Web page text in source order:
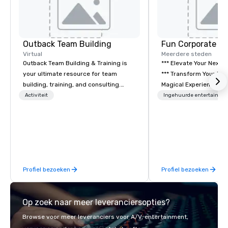
Outback Team Building
Virtual
Outback Team Building & Training is
your ultimate resource for team
building, training, and consulting.
Recommended by over 30,000+
Activiteit
Profiel bezoeken
Fun Corporate
Meerdere steden
*** Elevate Your Next
*** Transform Your Event into a
Magical Experience with Fun
Corporate Magic, a
will be talking about
come. Whether you're
retreat, or holiday
shows leave your
inspired, and empowered.
Ingehuurde
Profiel bezoeken
Op zoek naar meer leveranciersopties?
Browse voor meer leveranciers voor A/V, entertainment,